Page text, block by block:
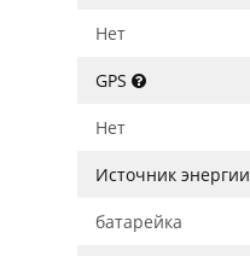
Нет
GPS
Нет
Источник энергии
батарейка